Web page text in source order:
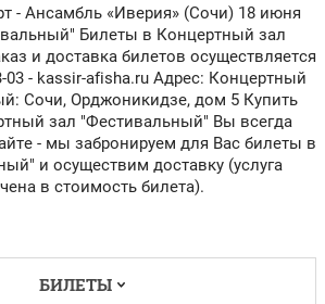
- Ансамбль «Иверия» (Сочи) 18 июня
Билеты в Концертный зал
и доставка билетов осуществляется
03 - kassir-afisha.ru Адрес: Концертный
Сочи, Орджоникидзе, дом 5 Купить
зал "Фестивальный" Вы всегда
- мы забронируем для Вас билеты в
и осуществим доставку (услуга
в стоимость билета).
БИЛЕТЫ